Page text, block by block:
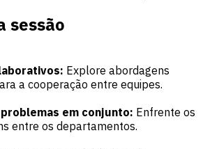
sessão
Explore abordagens
a cooperação entre equipes.
em conjunto: Enfrente os
entre os departamentos.